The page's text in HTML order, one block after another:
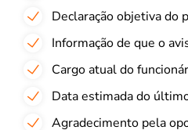
Declaração objetiva do
Informação de que o
Cargo atual do
Data estimada do
Agradecimento pela